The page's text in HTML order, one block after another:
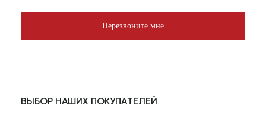
Перезвоните мне
ВЫБОР НАШИХ ПОКУПАТЕЛЕЙ